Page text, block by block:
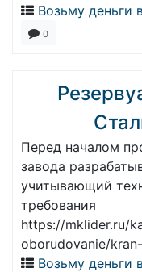
Возьму деньги
0
Перед началом
завода
учитывающий
требования
https://mklider.ru/
oborudovanie/
Возьму деньги